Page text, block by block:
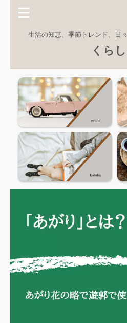
生活の知恵、季節トレンド、日
くらし